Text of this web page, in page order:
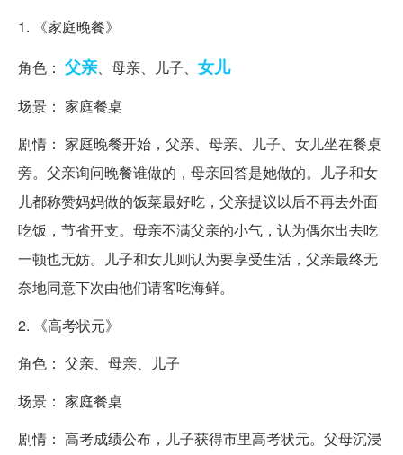
1. 《家庭晚餐》
角色： 父亲、母亲、儿子、 女儿
场景： 家庭餐桌
剧情： 家庭晚餐开始，父亲、母亲、儿子、女儿坐在餐桌
旁。父亲询问晚餐谁做的，母亲回答是她做的。儿子和女
儿都称赞妈妈做的饭菜最好吃，父亲提议以后不再去外面
吃饭，节省开支。母亲不满父亲的小气，认为偶尔出去吃
一顿也无妨。儿子和女儿则认为要享受生活，父亲最终无
奈地同意下次由他们请客吃海鲜。
2. 《高考状元》
角色： 父亲、母亲、儿子
场景： 家庭餐桌
剧情： 高考成绩公布，儿子获得市里高考状元。父母沉浸